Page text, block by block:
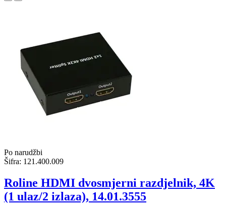
Po narudžbi
Šifra: 121.400.009
Roline HDMI dvosmjerni razdjelnik, 4K
(1 ulaz/2 izlaza), 14.01.3555